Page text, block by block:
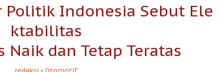
Indonesia Sebut Ele
ktabilitas
Naik dan Tetap Teratas